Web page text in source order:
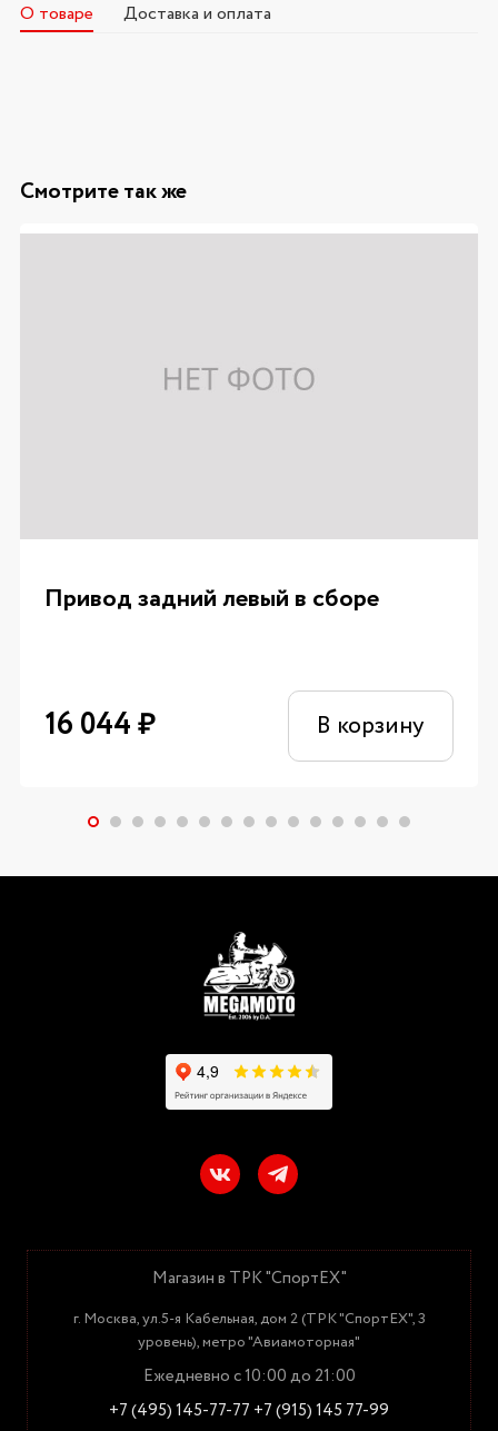
О товаре Доставка и оплата
Смотрите так же
Привод задний левый в сборе
16 044₽ В корзину
Магазин в ТРК "СпортЕХ"
г. Москва, ул.5-я Кабельная, дом 2 (ТРК "СпортЕХ", 3
уровень), метро "Авиамоторная"
Ежедневно с 10:00 до 21:00
+7 (495) 145-77-77 +7 (915) 145 77-99